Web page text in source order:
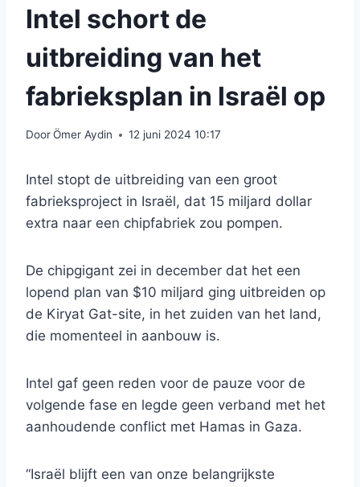
Intel schort de
uitbreiding van het
fabrieksplan in Israël op
DoorÖmer Aydin 12 juni 2024 10:17
Intel stopt de uitbreiding van een groot
fabrieksproject in Israël, dat 15 miljard dollar
extra naar een chipfabriek zou pompen.
De chipgigant zei in december dat het een
lopend plan van $10 miljard ging uitbreiden op
de Kiryat Gat-site, in het zuiden van het land,
die momenteel in aanbouw is.
Intel gaf geen reden voor de pauze voor de
volgende fase en legde geen verband met het
aanhoudende conflict met Hamas in Gaza.
“Israël blijft een van onze belangrijkste